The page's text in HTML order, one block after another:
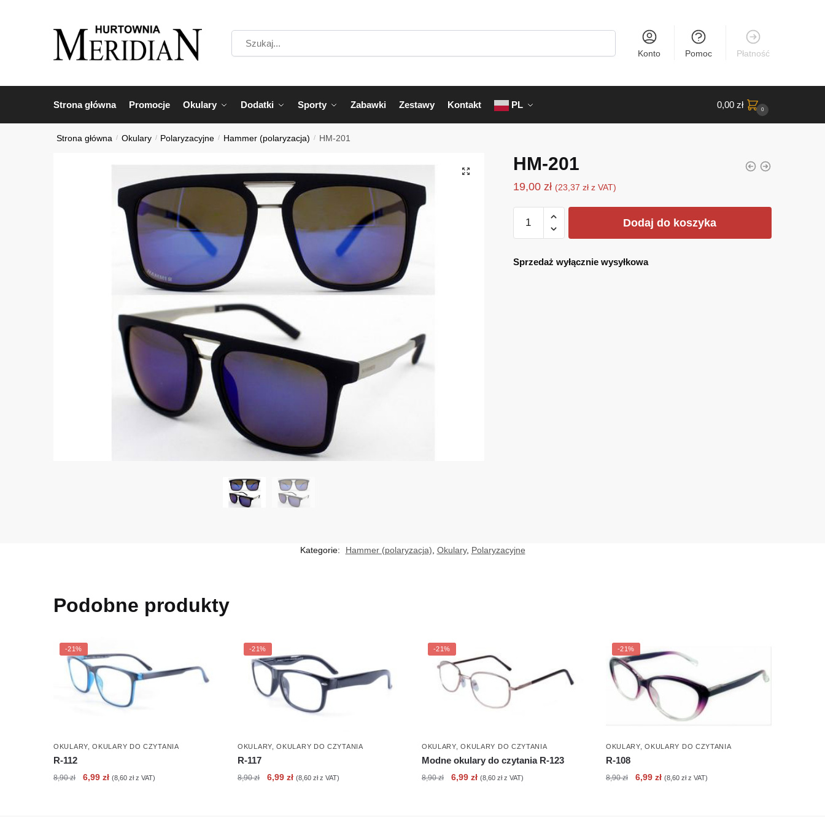
Konto Pomoc Płatność
Strona główna Promocje Okulary Dodatki Sporty Zabawki Zestawy Kontakt PL 0,00 zł 0
Strona główna / Okulary / Polaryzacyjne / Hammer (polaryzacja) / HM-201
HM-201
19,00 zł (23,37 złz VAT)
HM-
Dodaj do koszyka
Sprzedaż wyłącznie wysyłkowa
Kategorie: Hammer (polaryzacja) Okulary, Polaryzacyjne
Podobne produkty
-21%
OKULARY,OKULARY DO CZYTANIA
R-112
8,90zł
Pierwotna
6,99złAktualna
(8,60złz VAT)
-21%
OKULARY,OKULARY DO CZYTANIA
R-117
8,90zł
Pierwotna
6,99 złAktualna
(8,60 złz VAT)
-21%
OKULARY,OKULARY DO CZYTANIA
Modne okulary do czytania R-123
8,90zł
Pierwotna
6,99 złAktualna
(8,60 złz VAT)
-21%
OKULARY,OKULARY DO CZYTANIA
R-108
8,90zł
Pierwotna
6,99 złAktualna
(8,60 złz VAT)